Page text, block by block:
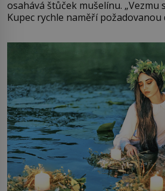
osahává štůček mušelínu. „Vezmu
Kupec rychle naměří požadovanou
milostpaní. Stačí jenom na sukni,“
množství růžového mušelínu.
Vezme do ruky dřevěnou